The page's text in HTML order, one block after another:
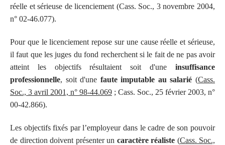
réelle et sérieuse de licenciement (Cass. Soc., 3 novembre 2004,
n° 02-46.077).
Pour que le licenciement repose sur une cause réelle et sérieuse,
il faut que les juges du fond recherchent si le fait de ne pas avoir
atteint les objectifs résultaient soit d'une insuffisance
professionnelle, soit d'une faute imputable au salarié (Cass.
Soc., 3 avril 2001, n° 98-44.069 ; Cass. Soc., 25 février 2003, n°
00-42.866).
Les objectifs fixés par l’employeur dans le cadre de son pouvoir
de direction doivent présenter un caractère réaliste (Cass. Soc.,